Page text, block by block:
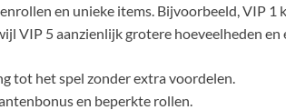
en unieke items. Bijvoorbeeld, VIP 1
VIP 5 aanzienlijk grotere hoeveelheden en
tot het spel zonder extra voordelen.
en beperkte rollen.